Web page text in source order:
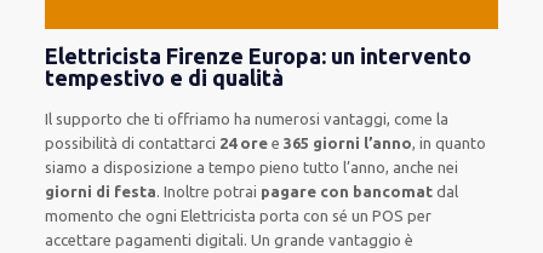
Elettricista Firenze Europa: un intervento
tempestivo e di qualità
Il supporto che tioffriamo ha numerosi vantaggi, come la
possibilità di contattarci 24 ore e 365 giorni l’anno, in quanto
siamo a disposizione a tempo pieno tutto l’anno, anche nei
giorni di festa.Inoltrepotrai pagare con bancomat dal
momento che ogni Elettricistaporta con séun POSper
accettare pagamentidigitali.Un grande vantaggio è